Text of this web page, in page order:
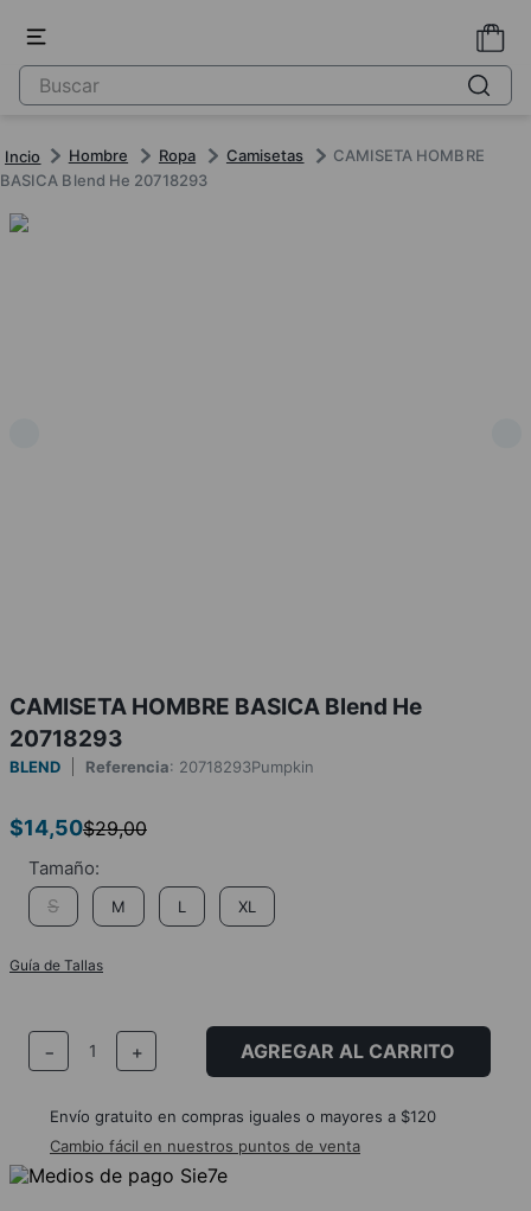
Hombre Ropa Camisetas
CAMISETA HOMBRE
BASICA Blend He 20718293
CAMISETA HOMBRE BASICA Blend He
20718293
BLEND Referencia: 20718293Pumpkin
$14,50$29,00
S M L XL
Guía de Tallas
＋
－ AGREGAR AL CARRITO
Envío gratuito en compras iguales o mayores a $120
Cambio fácil en nuestros puntos de venta